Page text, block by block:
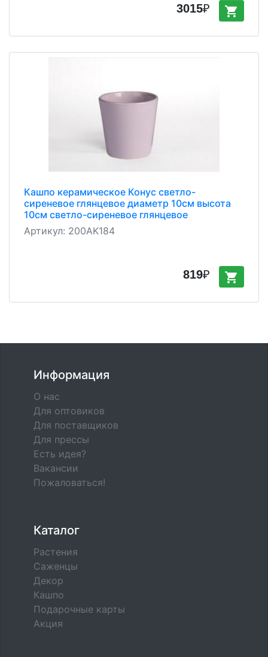
3015₽ shopping_cart
Кашпо керамическое Конус светло-
сиреневое глянцевое диаметр 10см высота
10см светло-сиреневое глянцевое
Артикул: 200AK184
819₽ shopping_cart
Информация
О нас
Для оптовиков
Для поставщиков
Для прессы
Есть идея?
Вакансии
Пожаловаться!
Каталог
Растения
Саженцы
Декор
Кашпо
Подарочные карты
Акция